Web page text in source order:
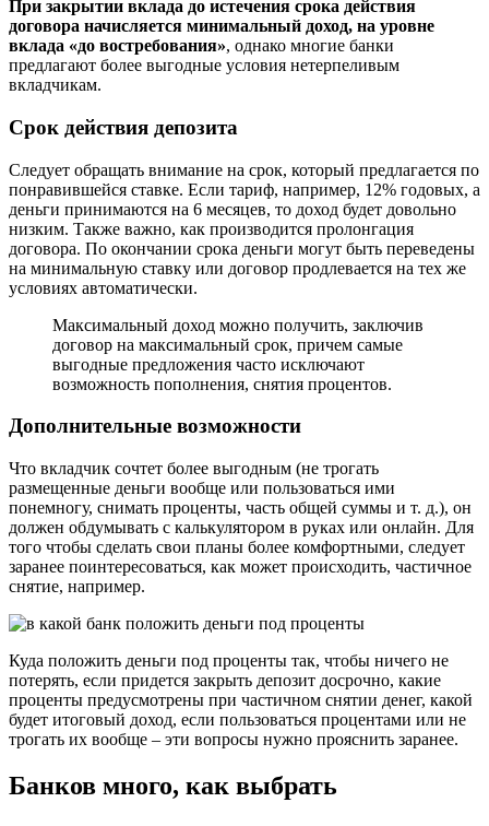
При закрытии вклада до истечения срока действия
договора начисляется минимальный доход, на уровне
вклада «до востребования», однако многие банки
предлагают более выгодные условия нетерпеливым
вкладчикам.
Срок действия депозита
Следует обращать внимание на срок, который предлагается по
понравившейся ставке. Если тариф, например, 12% годовых, а
деньги принимаются на 6 месяцев, то доход будет довольно
низким. Также важно, как производится пролонгация
договора. По окончании срока деньги могут быть переведены
на минимальную ставку или договор продлевается на тех же
условиях автоматически.
Максимальный доход можно получить, заключив
договор на максимальный срок, причем самые
выгодные предложения часто исключают
возможность пополнения, снятия процентов.
Дополнительные возможности
Что вкладчик сочтет более выгодным (не трогать
размещенные деньги вообще или пользоваться ими
понемногу, снимать проценты, часть общей суммы и т. д.), он
должен обдумывать с калькулятором в руках или онлайн. Для
того чтобы сделать свои планы более комфортными, следует
заранее поинтересоваться, как может происходить, частичное
снятие, например.
Куда положить деньги под проценты так, чтобы ничего не
потерять, если придется закрыть депозит досрочно, какие
проценты предусмотрены при частичном снятии денег, какой
будет итоговый доход, если пользоваться процентами или не
трогать их вообще – эти вопросы нужно прояснить заранее.
Банков много, как выбрать